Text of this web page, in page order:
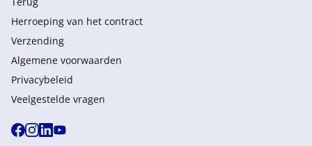
Herroeping van het contract
Verzending
Algemene voorwaarden
Privacybeleid
Veelgestelde vragen